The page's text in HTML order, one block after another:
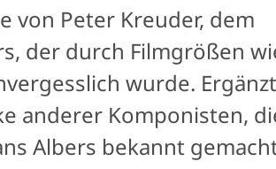
von Peter Kreuder, dem
der durch Filmgrößen
wurde. Ergänzt
anderer Komponisten,
Albers bekannt